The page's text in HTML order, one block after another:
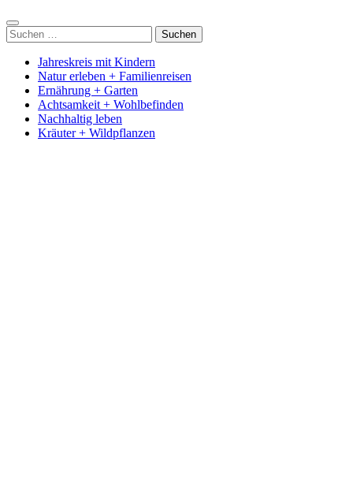
Suchen
nach:
Jahreskreis mit Kindern
Natur erleben + Familienreisen
Ernährung + Garten
Achtsamkeit + Wohlbefinden
Nachhaltig leben
Kräuter + Wildpflanzen